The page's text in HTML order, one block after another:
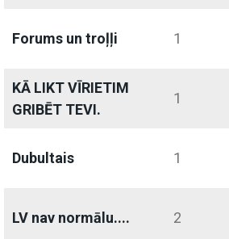
Forums un troļļi 1
KĀ LIKT VĪRIETIM
GRIBĒT TEVI.
1
Dubultais 1
LV nav normālu.... 2